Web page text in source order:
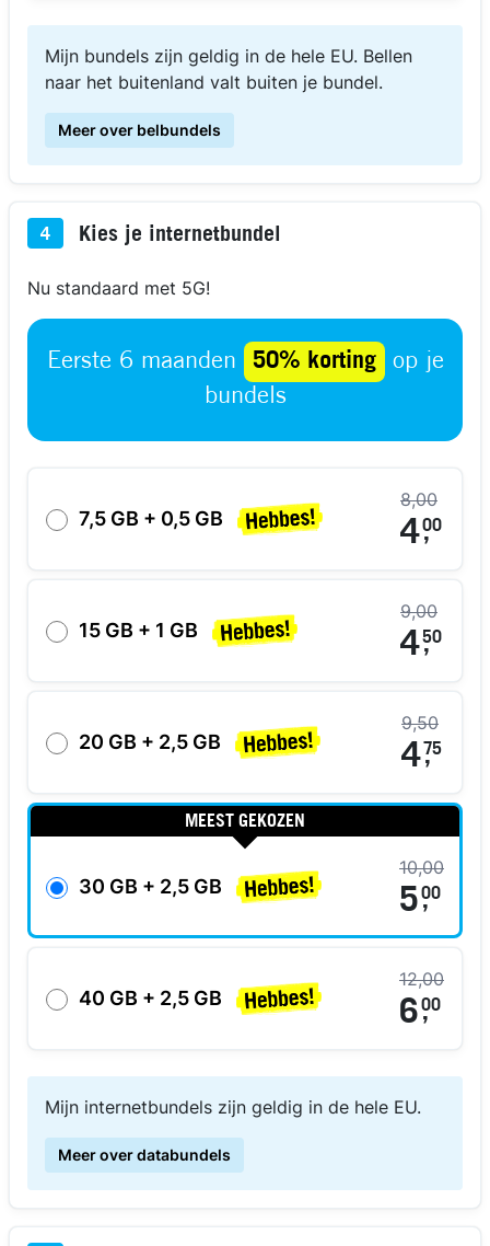
Mijn bundels zijn geldig in de hele EU. Bellen
naar het buitenland valt buiten je bundel.
Meer over belbundels
4 Kies je internetbundel
Nu standaard met 5G!
Eerste 6 maanden 50% korting
op je
bundels
7,5 GB + 0,5 GB
8,00
4,
00
15 GB + 1 GB
9,00
4,
50
20 GB + 2,5 GB
9,50
4,
75
MEEST GEKOZEN
30 GB + 2,5 GB
10,00
5,
00
40 GB + 2,5 GB
12,00
6,
00
Mijn internetbundels zijn geldig in de hele EU.
Meer over databundels